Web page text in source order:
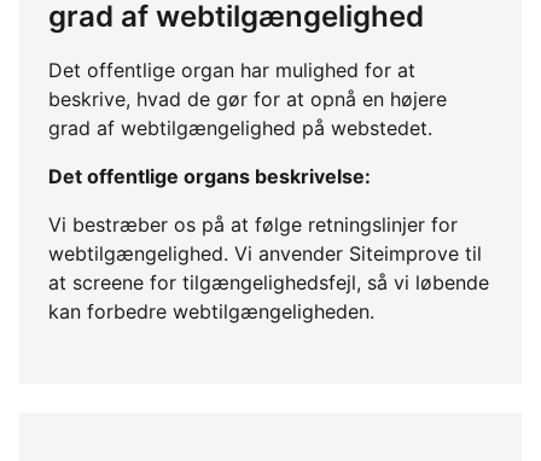
grad af webtilgængelighed
Det offentlige organ har mulighed for at
beskrive, hvad de gør for at opnå en højere
grad af webtilgængelighed på webstedet.
Det offentlige organs beskrivelse:
Vi bestræber os på at følge retningslinjer for
webtilgængelighed. Vi anvender Siteimprove til
at screene for tilgængelighedsfejl, så vi løbende
kan forbedre webtilgængeligheden.